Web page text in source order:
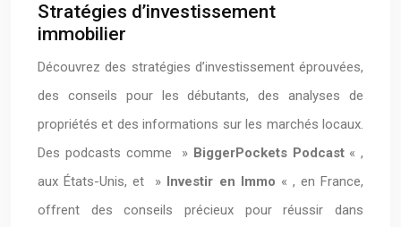
Stratégies d’investissement
immobilier
Découvrez des stratégies d’investissement éprouvées,
des conseils pour les débutants, des analyses de
propriétés et des informations sur les marchés locaux.
Des podcasts comme » BiggerPockets Podcast « ,
aux États-Unis, et » Investir en Immo « , en France,
offrent des conseils précieux pour réussir dans